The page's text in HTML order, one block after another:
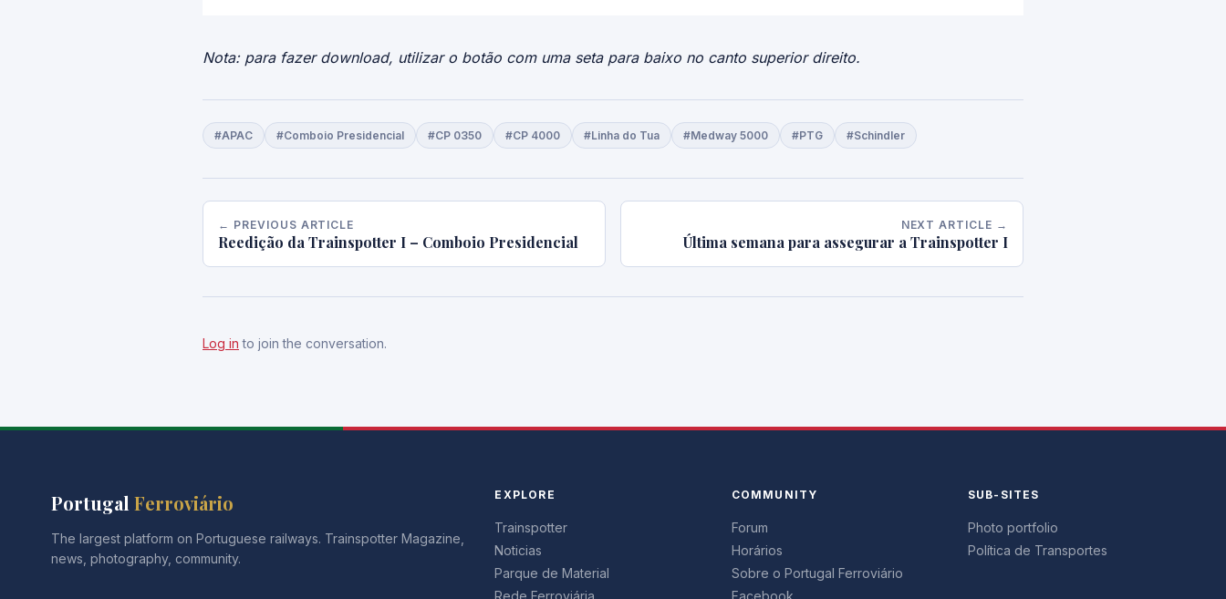
Nota: para fazer download, utilizar o botão com uma seta para baixo no canto superior direito.
#APAC #Comboio Presidencial #CP 0350 #CP 4000 #Linha do Tua #Medway 5000 #PTG #Schindler
← PREVIOUS ARTICLE
Reedição da Trainspotter I – Comboio Presidencial
NEXT ARTICLE →
Última semana para assegurar a Trainspotter I
Log in to join the conversation.
Portugal Ferroviário
The largest platform on Portuguese railways. Trainspotter Magazine,
news, photography, community.
EXPLORE
Trainspotter
Noticias
Parque de Material
Rede Ferroviária
COMMUNITY
Forum
Horários
Sobre o Portugal Ferroviário
Facebook
SUB-SITES
Photo portfolio
Política de Transportes